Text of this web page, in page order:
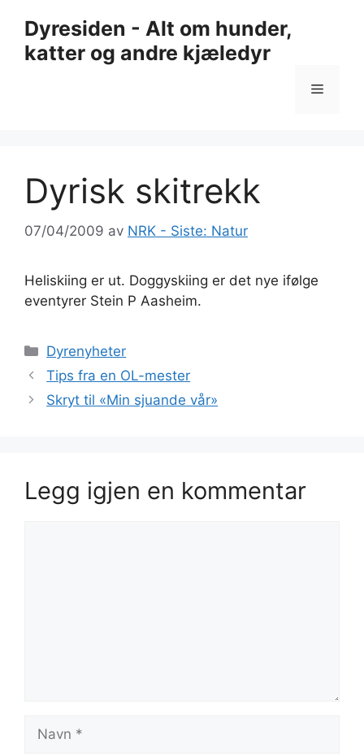
innhold
Dyresiden - Alt om hunder,
katter og andre kjæledyr
Meny
Dyrisk skitrekk
07/04/2009 av NRK - Siste: Natur
Heliskiing er ut. Doggyskiing er det nye ifølge
eventyrer Stein P Aasheim.
Kategorier
Dyrenyheter
Tips fra en OL-mester
Skryt til «Min sjuande vår»
Legg igjen en kommentar